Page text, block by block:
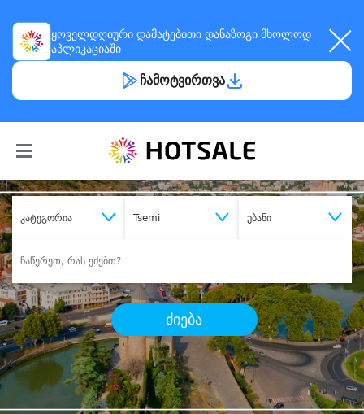
ყოველდღიური დამატებითი დანაზოგი მხოლოდ
აპლიკაციაში
ჩამოტვირთვა
კატეგორია Tsemi უბანი
ძიება
შეიძინესასურველი მომსახურება
დიდი დანაზოგით